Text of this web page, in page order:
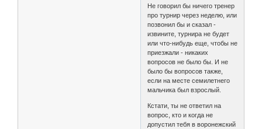
Не говорил бы ничего тренер
про турнир через неделю, или
позвонил бы и сказал -
извините, турнира не будет
или что-нибудь еще, чтобы не
приезжали - никаких
вопросов не было бы. И не
было бы вопросов также,
если на месте семилетнего
мальчика был взрослый.
Кстати, ты не ответил на
вопрос, кто и когда не
допустил тебя в воронежский